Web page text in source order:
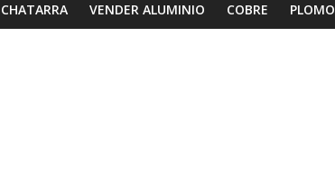
VENDER ALUMINIO COBRE PLOMO